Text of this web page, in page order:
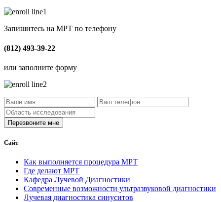
Запишитесь на МРТ по телефону
(812) 493-39-22
или заполните форму
Сайт
Как выполняется процедура МРТ
Где делают МРТ
Кафедра Лучевой Диагностики
Современные возможности ультразвуковой диагностики
Лучевая диагностика синуситов